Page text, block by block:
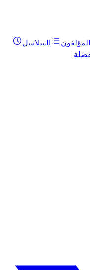
المؤلفون
السلاسل